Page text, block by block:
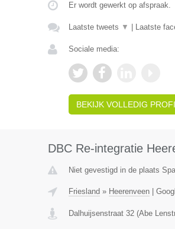
Er wordt gewerkt op afspraak.
Laatste tweets ▼ Laatste
Sociale media:
BEKIJK VOLLEDIG
DBC Re-integratie
Niet gevestigd in de plaats
Friesland » Heerenveen|
Dalhuijsenstraat 32 (Abe